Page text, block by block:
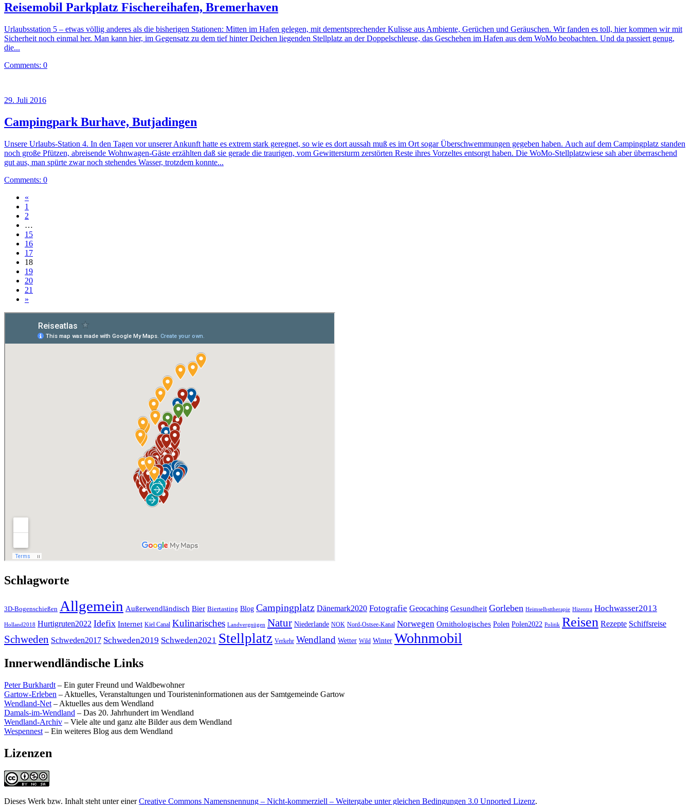
Reisemobil Parkplatz Fischereihafen, Bremerhaven
Urlaubsstation 5 – etwas völlig anderes als die bisherigen Stationen: Mitten im Hafen gelegen, mit dementsprechender Kulisse aus Ambiente, Gerüchen und Geräuschen. Wir fanden es toll, hier kommen wir mit
Sicherheit noch einmal her. Man kann hier, im Gegensatz zu dem tief hinter Deichen liegenden Stellplatz an der Doppelschleuse, das Geschehen im Hafen aus dem WoMo beobachten. Und da passiert genug,
die...
Comments: 0
29. Juli 2016
Campingpark Burhave, Butjadingen
Unsere Urlaubs-Station 4. In den Tagen vor unserer Ankunft hatte es extrem stark geregnet, so wie es dort aussah muß es im Ort sogar Überschwemmungen gegeben haben. Auch auf dem Campingplatz standen
noch große Pfützen, abreisende Wohnwagen-Gäste erzählten daß sie gerade die traurigen, vom Gewittersturm zerstörten Reste ihres Vorzeltes entsorgt haben. Die WoMo-Stellplatzwiese sah aber überraschend
gut aus, man spürte zwar noch stehendes Wasser, trotzdem konnte...
Comments: 0
Seitennummerierung
der
Beiträge
«
1
2
…
15
16
17
18
19
20
21
»
Schlagworte
3D-Bogenschießen Allgemein Außerwendländisch Bier Biertasting Blog Campingplatz Dänemark2020 Fotografie Geocaching Gesundheit Gorleben Heimselbsttherapie Hizentra Hochwasser2013
Holland2018 Hurtigruten2022 Idefix Internet Kiel Canal Kulinarisches Landvergnügen Natur Niederlande NOK Nord-Ostsee-Kanal Norwegen Ornithologisches Polen Polen2022 Politik Reisen Rezepte Schiffsreise
Schweden Schweden2017 Schweden2019 Schweden2021 Stellplatz Verkehr Wendland Wetter Wild Winter Wohnmobil
Innerwendländische Links
Peter Burkhardt – Ein guter Freund und Waldbewohner
Gartow-Erleben – Aktuelles, Veranstaltungen und Touristeninformationen aus der Samtgemeinde Gartow
Wendland-Net – Aktuelles aus dem Wendland
Damals-im-Wendland – Das 20. Jahrhundert im Wendland
Wendland-Archiv – Viele alte und ganz alte Bilder aus dem Wendland
Wespennest – Ein weiteres Blog aus dem Wendland
Lizenzen
Dieses Werk bzw. Inhalt steht unter einerCreative Commons Namensnennung – Nicht-kommerziell – Weitergabe unter gleichen Bedingungen 3.0 Unported Lizenz.